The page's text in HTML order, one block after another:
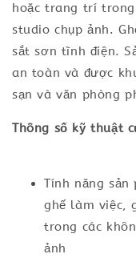
hoặc trang trí
studio chụp ảnh.
sắt sơn tĩnh điện.
an toàn và được
sạn và văn phòng
Thông số kỹ thuật
Tính năng sản
ghế làm việc,
trong các
ảnh